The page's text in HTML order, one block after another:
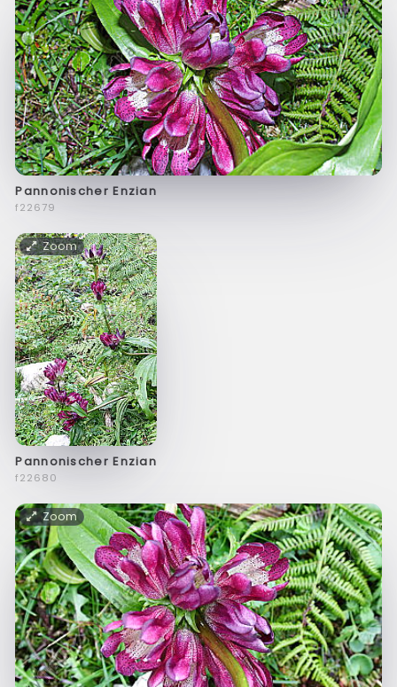
Pannonischer Enzian
f22679
Zoom
Pannonischer Enzian
f22680
Zoom